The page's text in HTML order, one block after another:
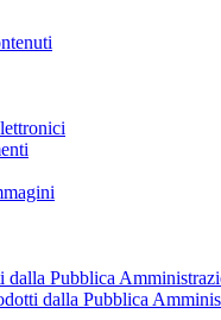
dalla Pubblica
dalla Pubblica